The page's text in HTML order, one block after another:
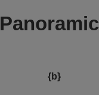
{b}